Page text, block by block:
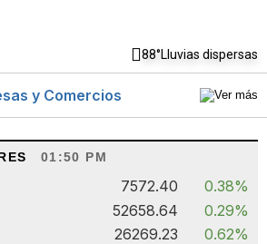
88°Lluvias dispersas
y Comercios
01:50 PM
7572.40
0.38%
52658.64
0.29%
26269.23 0.62%